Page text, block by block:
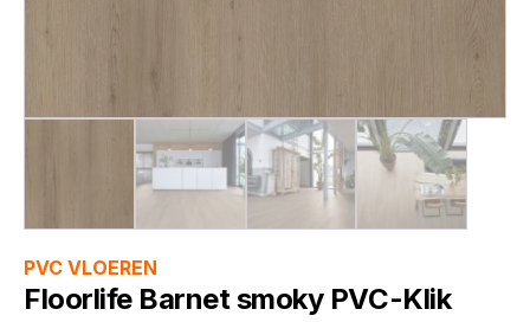
PVC VLOEREN
Floorlife Barnet smoky PVC-Klik